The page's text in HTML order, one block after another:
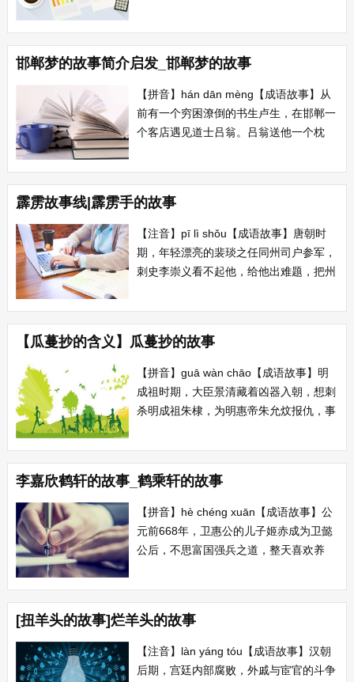
士，破了天荒。荆州魏国公崔铉特地奖励
他70万钱。刘蜕不受并回信说：“五十年
来，自是人废；一...
邯郸梦的故事简介启发_邯郸梦的故事
【拼音】hán dān mèng【成语故事】从
前有一个穷困潦倒的书生卢生，在邯郸一
个客店遇见道士吕翁。吕翁送他一个枕
一会，在梦中他中进士做宰相娶美妻，儿
孙满堂，生活美满。梦醒后，主人的黄粱
饭都还没做熟。 【出处】中年许国邯郸
梦，晚岁还...
霹雳故事线|霹雳手的故事
【注音】pī lì shǒu【成语故事】唐朝时
期，年轻漂亮的裴琰之任同州司户参军，
刺史李崇义看不起他，给他出难题，把州
期内判完。裴琰之很快判完，而且判词非
常妥当。李崇义大吃一惊，从此刮目相
看。裴琰之因此获“霹雳手”的美称。...
【瓜蔓抄的含义】瓜蔓抄的故事
【拼音】guā wàn chāo【成语故事】明
成祖时期，大臣景清藏着凶器入朝，想刺
杀明成祖朱棣，为明惠帝朱允炆报仇，事
将他的家族全部株连，后来还不解恨，把
与他相关的乡亲与邻居全部处死，于是整
个村子变为废墟。 【典故】藉其乡，转
相攀染，谓之瓜蔓抄，村...
李嘉欣鹤轩的故事_鹤乘轩的故事
【拼音】hè chéng xuān【成语故事】公
元前668年，卫惠公的儿子姬赤成为卫懿
公后，不思富国强兵之道，整天喜欢养
门把大夫乘坐的车子给鹤乘坐。百姓怨声
载道。北方狄国借机出兵攻打卫国，卫国
士兵根本不抵抗就逃散，卫懿公被狄兵所
杀。...
[扭羊头的故事]烂羊头的故事
【注音】làn yáng tóu【成语故事】汉朝
后期，宫廷内部腐败，外戚与宦官的斗争